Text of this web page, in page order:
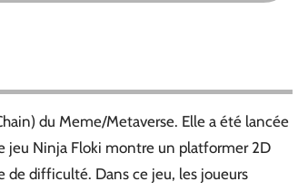
du Meme/Metaverse. Elle a été lancée
jeu Ninja Floki montre un platformer 2D
difficulté. Dans ce jeu, les joueurs